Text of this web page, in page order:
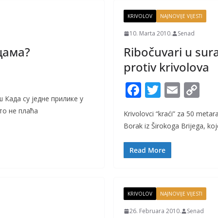
су једне прилике у
не плаћа
KRIVOLOV NAJNOVIJE VIJESTI
10. Marta 2010. Senad
Ribočuvari u
protiv krivolova
F
e
b
o
k
T
w
itt
er
E
ai p
y
k
Krivolovci “kraći” za 50
Borak iz Širokoga Brijega,
Read More
KRIVOLOV NAJNOVIJE VIJESTI
26. Februara 2010. Senad